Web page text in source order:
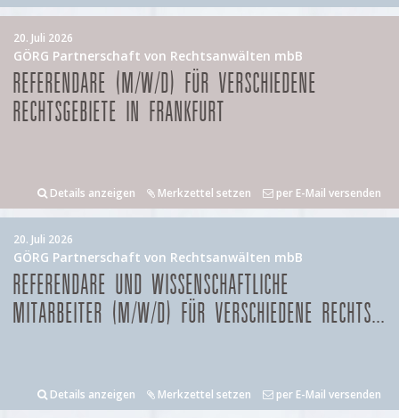
20. Juli 2026
GÖRG Partnerschaft von Rechtsanwälten mbB
REFERENDARE (M/W/D) FÜR VERSCHIEDENE
RECHTSGEBIETE IN FRANKFURT
Details anzeigen Merkzettel setzen per E-Mail versenden
20. Juli 2026
GÖRG Partnerschaft von Rechtsanwälten mbB
REFERENDARE UND WISSENSCHAFTLICHE
MITARBEITER (M/W/D) FÜR VERSCHIEDENE RECHTS...
Details anzeigen Merkzettel setzen per E-Mail versenden